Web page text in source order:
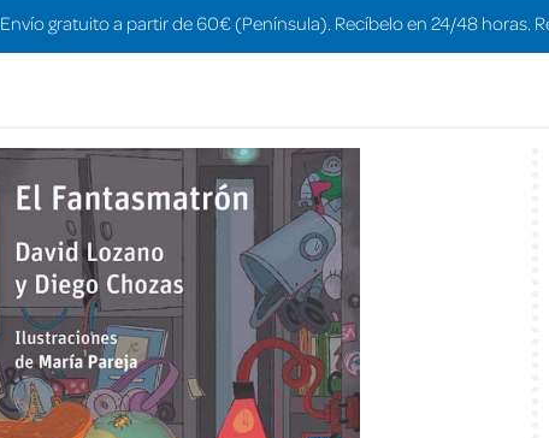
Envío gratuito a partir de 60€ (Península). Recíbelo en 24/48 horas.